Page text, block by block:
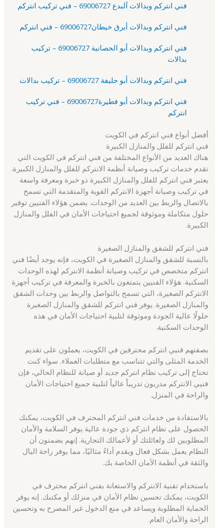
فني انتركم وبدالات آلبدع 69006727 – فني تركيب انتركم
فني انتركم وبدالات أبرق خيطان69006727 – فني انتركم
فني انتركم وبدالات أبو الحصانية 69006727 – تركيب
بدالات
فني انتركم وبدالات أبو حليفة 69006727 – تركيب بدالات
فني انتركم وبدالات أبو فطيرة69006727 – فني تركيب
انتركم
أفضل أنواع فني انتركم في الكويت
فني انتركم للفلل والمنازل الكبيرة
هناك العديد من الأنواع المختلفة من فني انتركم في الكويت التي
تقدم خدمات تركيب وصيانة أنظمة الانتركم للفلل والمنازل الكبيرة.
يعتبر فني انتركم للفلل والمنازل الكبيرة ذو خبرة ومعرفة واسعة
في تركيب وصيانة أجهزة الانتركم القوية والمتقدمة التي تسمح
بالاتصال والربط بين العديد من الوحدات. يضمن هؤلاء الفنيين توفير
حلول متكاملة وموثوقة لجميع احتياجات الأمان في الفلل والمنازل
الكبيرة.
فني انتركم للشقق والمنازل الصغيرة
بالنسبة للشقق والمنازل الصغيرة في الكويت، فإنه يوجد أيضًا فني
انتركم متخصص في تركيب وصيانة أنظمة الانتركم لهذه الوحدات
السكنية. هؤلاء الفنيين يتمتعون بالخبرة والمعرفة في تركيب أجهزة
الانتركم الصغيرة، التي تسمح بالتواصل والربط بين وحدات الشقق
والمنازل الصغيرة. يوفر فني انتركم للشقق والمنازل الصغيرة
حلولًا عالية الجودة وموثوقة لتلبية احتياجات الأمان في هذه
الوحدات السكنية.
بصفتهم فنيي انتركم محترفين في الكويت، يعملون على تقديم
الخدمة المثلى والتي تتناسب مع متطلبات العملاء. سواء كنت
تحتاج إلى تركيب نظام انتركم جديد أو صيانة للنظام الحالي، فإن
فنيي الانتركم مدربون تدريباً عالياً لتلبية جميع احتياجات الأمان
والراحة في المنزل.
بالاستفادة من خدمات فني انتركم المحترف في الكويت، يمكنك
الحصول على نظام انتركم ذي جودة عالية يوفر السلامة والأمان
المطلوبين لك ولعائلتك أو لأعمالك التجارية. إنهم يضمنون أن
النظام يعمل بشكل فعال ويقدم أداءً مثاليًا، مما يوفر راحة البال
والثقة في أنظمة الأمان الخاصة بك.
باستخدام تقنية الانتركم والاستعانة بفني انتركم محترف في
الكويت، يمكنك تحسين نظام الأمان في منزلك أو مكتبك. إنه يوفر
الحماية المطلوبة ويساعد في منع الدخول غير المصرح به وتحسين
الراحة والأمان العام.